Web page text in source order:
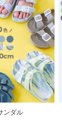
ンダル